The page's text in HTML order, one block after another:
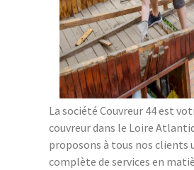
La société Couvreur 44 est
couvreur dans le Loire
proposons à tous nos clients
complète de services en